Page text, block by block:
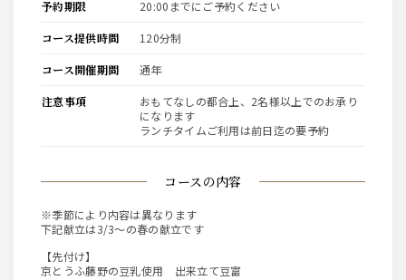
コースの内容
※季節により内容は異なります
下記献立は3/3～の春の献立です
【先付け】
京とうふ藤野の豆乳使用 出来立て豆富
予約期限 20:00までにご予約ください
コース提供時間 120分制
コース開催期間 通年
注意事項
おもてなしの都合上、2名様以上でのお承り
になります
ランチタイムご利用は前日迄の要予約